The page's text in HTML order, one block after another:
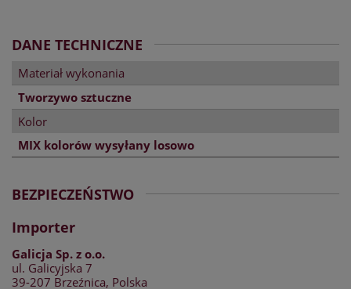
DANE TECHNICZNE
Materiał wykonania
Tworzywo sztuczne
Kolor
MIX kolorów wysyłany losowo
BEZPIECZEŃSTWO
Importer
Galicja Sp. z o.o.
ul. Galicyjska 7
39-207 Brzeźnica, Polska